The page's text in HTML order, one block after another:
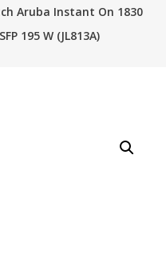
Aruba Instant On 1830
195 W (JL813A)